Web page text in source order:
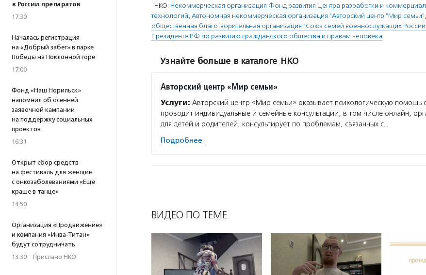
в России препаратов
17:30
Началась регистрация
на «Добрый забег» в парке
Победы на Поклонной горе
17:00
Фонд «Наш Норильск»
напомнил об осенней
заявочной кампании
на поддержку социальных
проектов
16:31
Открыт сбор средств
на фестиваль для женщин
с онкозаболеваниями «Еще
краше в танце»
14:50
Организация «Продвижение»
и компания «Инва-Титан»
будут сотрудничать
13:30 · Прислано НКО
НКО: Некоммерческая организация Фонд развития Центра разработки и
технологий, Автономная некоммерческая организация "Авторский центр "Мир семьи",
общественная благотворительная организация "Союз семей военнослужащих
Президенте РФ по развитию гражданского общества и правам человека
Узнайте больше в каталоге НКО
Авторский центр «Мир семьи»
Услуги: Авторский центр «Мир семьи» оказывает психологическую помощь
проводит индивидуальные и семейные консультации, в том числе онлайн,
для детей и родителей, консультирует по проблемам, связанных с…
Подробнее
ВИДЕО ПО ТЕМЕ